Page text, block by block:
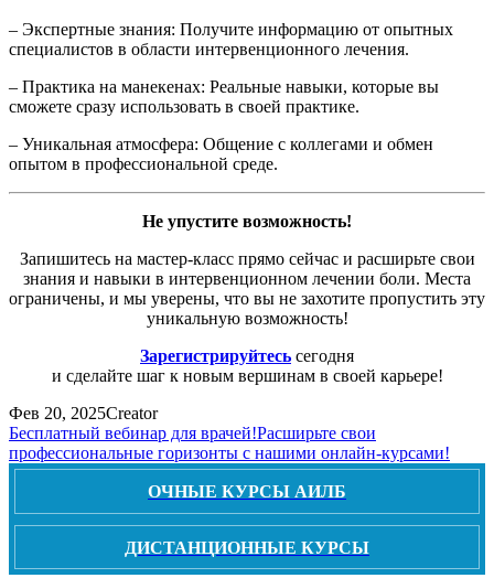
– Экспертные знания: Получите информацию от опытных
специалистов в области интервенционного лечения.
– Практика на манекенах: Реальные навыки, которые вы
сможете сразу использовать в своей практике.
– Уникальная атмосфера: Общение с коллегами и обмен
опытом в профессиональной среде.
Не упустите возможность!
Запишитесь на мастер-класс прямо сейчас и расширьте свои
знания и навыки в интервенционном лечении боли. Места
ограничены, и мы уверены, что вы не захотите пропустить эту
уникальную возможность!
Зарегистрируйтесь сегодня
и сделайте шаг к новым вершинам в своей карьере!
Фев 20, 2025Creator
Бесплатный вебинар для врачей!Расширьте свои
профессиональные горизонты с нашими онлайн-курсами!
ОЧНЫЕ КУРСЫ АИЛБ
ДИСТАНЦИОННЫЕ КУРСЫ